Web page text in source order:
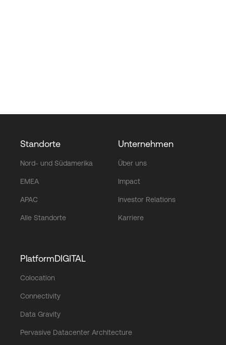
Standorte
Nord- und Südamerika
EMEA
APAC
Alle Standorte
Unternehmen
Über uns
Impact
Investor Relations
Karriere
PlatformDIGITAL
Colocation
Connectivity
Data Gravity
Pervasive Datacenter Architecture